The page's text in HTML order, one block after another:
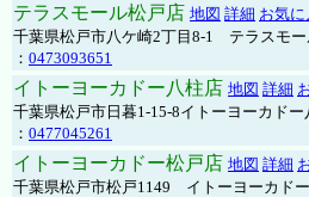
テラスモール松戸店 地図 詳細 お気
千葉県松戸市八ケ崎2丁目8-1 テラスモー
： 0473093651
イトーヨーカドー八柱店 地図 詳細
千葉県松戸市日暮1-15-8イトーヨーカド
： 0477045261
イトーヨーカドー松戸店 地図 詳細
千葉県松戸市松戸1149 イトーヨーカド